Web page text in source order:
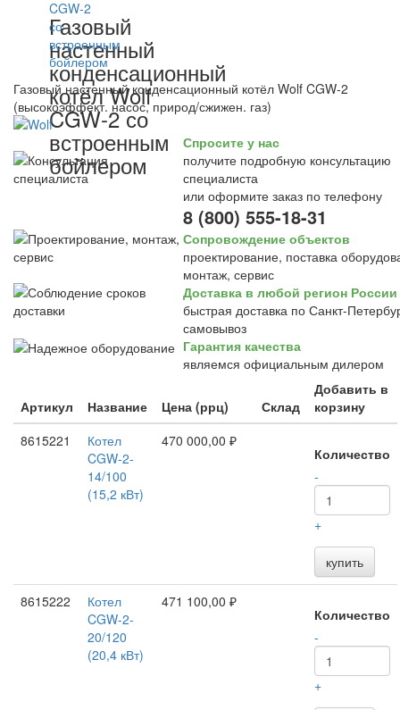
Газовый
настенный
конденсационный
котёл Wolf
CGW-2 со
встроенным
бойлером
Газовый настенный конденсационный котёл Wolf CGW-2
(высокоэффект. насос, природ/сжижен. газ)
Спросите у нас
получите подробную консультацию
специалиста
или оформите заказ по телефону
8 (800) 555-18-31
Сопровождение объектов
проектирование, поставка
монтаж, сервис
Доставка в любой регион России
быстрая доставка по Санкт-
самовывоз
Гарантия качества
являемся официальным дилером
Артикул Название Цена (ррц) Склад
Добавить в
корзину
8615221
Котел
CGW-2-
14/100
(15,2 кВт)
470 000,00 ₽
Количество
-
+
купить
8615222
Котел
CGW-2-
20/120
(20,4 кВт)
471 100,00 ₽
Количество
-
+